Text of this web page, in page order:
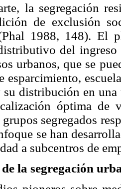
la segregación
de exclusión
1988, 148). El
del
urbanos, que se
esparcimiento,
su distribución en
óptima de
segregados
se han
a subcentros de
la segregación